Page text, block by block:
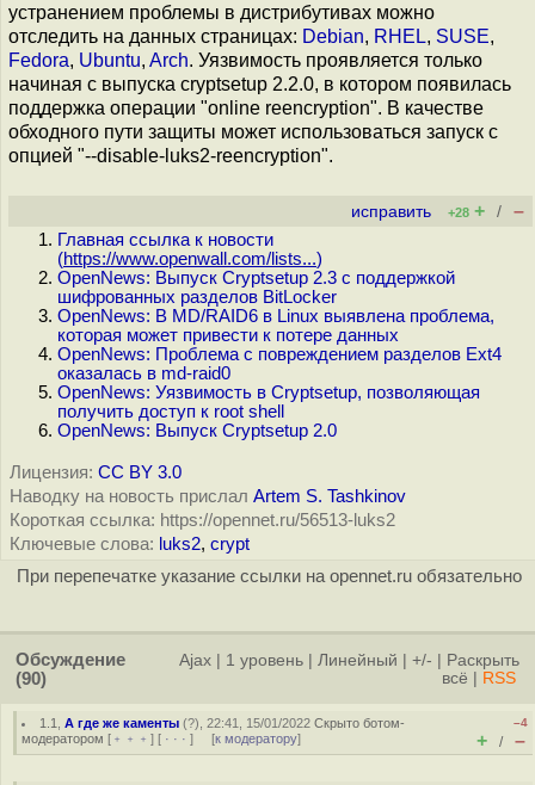
устранением проблемы в дистрибутивах можно
отследить на данных страницах: Debian, RHEL, SUSE,
Fedora, Ubuntu, Arch. Уязвимость проявляется только
начиная с выпуска cryptsetup 2.2.0, в котором появилась
поддержка операции "online reencryption". В качестве
обходного пути защиты может использоваться запуск с
опцией "--disable-luks2-reencryption".
исправить +28 + / –
Главная ссылка к новости
(https://www.openwall.com/lists...)
OpenNews: Выпуск Cryptsetup 2.3 с поддержкой
шифрованных разделов BitLocker
OpenNews: В MD/RAID6 в Linux выявлена проблема,
которая может привести к потере данных
OpenNews: Проблема с повреждением разделов Ext4
оказалась в md-raid0
OpenNews: Уязвимость в Cryptsetup, позволяющая
получить доступ к root shell
OpenNews: Выпуск Cryptsetup 2.0
Лицензия: CC BY 3.0
Наводку на новость прислал Artem S. Tashkinov
Короткая ссылка: https://opennet.ru/56513-luks2
Ключевые слова: luks2, crypt
При перепечатке указание ссылки на opennet.ru обязательно
Обсуждение
(90)
Ajax 1 уровень Линейный +/-
Раскрыть
всё
RSS
1.1 ,А где же каменты (?), 22:41, 15/01/2022Скрыто ботом-
модератором [ ﹢﹢﹢ ] [ · · · ] [к модератору]
–4
+ / –